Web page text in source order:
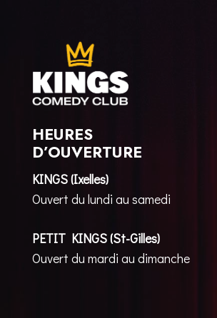
HEURES
D’OUVERTURE
KINGS (Ixelles)
Ouvert du lundi au samedi
PETIT KINGS (St-Gilles)
Ouvert du mardi au dimanche